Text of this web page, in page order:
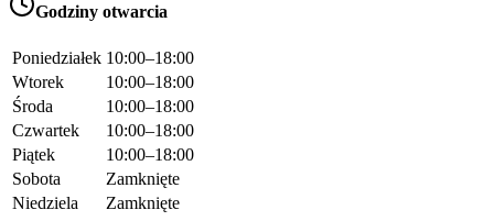
Godziny otwarcia
Poniedziałek 10:00–18:00
Wtorek
10:00–18:00
Środa
10:00–18:00
Czwartek
10:00–18:00
Piątek
10:00–18:00
Sobota
Zamknięte
Niedziela
Zamknięte